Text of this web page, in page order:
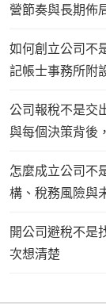
營節奏與長期佈
如何創立公司不
記帳士事務所附
公司報稅不是交
與每個決策背後
怎麼成立公司不
構、稅務風險與
開公司避稅不是
次想清楚